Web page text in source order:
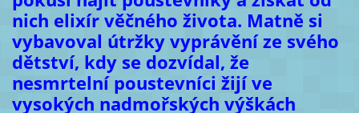
nich elixír věčného života. Matně si
vybavoval útržky vyprávění ze svého
dětství, kdy se dozvídal, že
nesmrtelní poustevníci žijí ve
vysokých nadmořských výškách